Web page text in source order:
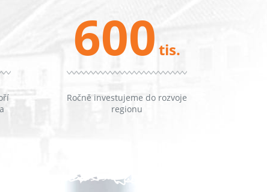
600 tis.
Ročně investujeme do rozvoje
regionu